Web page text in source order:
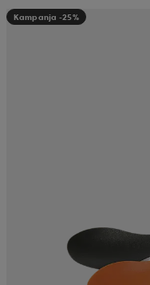
Kampanja -25%